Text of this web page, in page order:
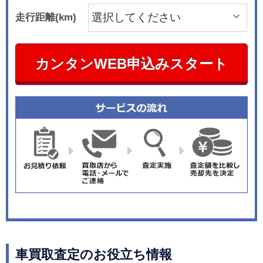
走行距離(km)
カンタンWEB申込みスタート
車買取査定のお役立ち情報